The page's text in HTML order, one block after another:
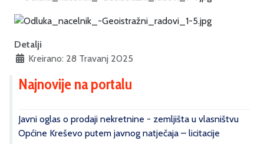
Detalji
Kreirano: 28 Travanj 2025
Najnovije na portalu
Javni oglas o prodaji nekretnine - zemljišta u vlasništvu
Općine Kreševo putem javnog natječaja – licitacije